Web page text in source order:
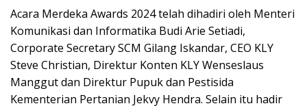
Acara Merdeka Awards 2024 telah dihadiri oleh Menteri
Komunikasi dan Informatika Budi Arie Setiadi,
Corporate Secretary SCM Gilang Iskandar, CEO KLY
Steve Christian, Direktur Konten KLY Wenseslaus
Manggut dan Direktur Pupuk dan Pestisida
Kementerian Pertanian Jekvy Hendra. Selain itu hadir